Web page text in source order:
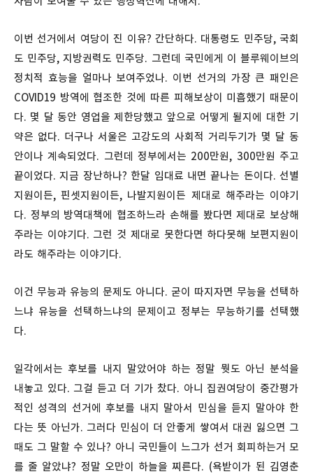
이번 선거에서 여당이 진 이유? 간단하다. 대통령도 민주당, 국회
도 민주당, 지방권력도 민주당. 그런데 국민에게 이 블루웨이브의
정치적 효능을 얼마나 보여주었나. 이번 선거의 가장 큰 패인은
COVID19 방역에 협조한 것에 따른 피해보상이 미흡했기 때문이
다. 몇 달 동안 영업을 제한당했고 앞으로 어떻게 될지에 대한 기
약은 없다. 더구나 서울은 고강도의 사회적 거리두기가 몇 달 동
안이나 계속되었다. 그런데 정부에서는 200만원, 300만원 주고
끝이었다. 지금 장난하나? 한달 임대료 내면 끝나는 돈이다. 선별
지원이든, 핀셋지원이든, 나발지원이든 제대로 해주라는 이야기
다. 정부의 방역대책에 협조하느라 손해를 봤다면 제대로 보상해
주라는 이야기다. 그런 것 제대로 못한다면 하다못해 보편지원이
라도 해주라는 이야기다.
이건 무능과 유능의 문제도 아니다. 굳이 따지자면 무능을 선택하
느냐 유능을 선택하느냐의 문제이고 정부는 무능하기를 선택했
다.
일각에서는 후보를 내지 말았어야 하는 정말 뭣도 아닌 분석을
내놓고 있다. 그걸 듣고 더 기가 찼다. 아니 집권여당이 중간평가
적인 성격의 선거에 후보를 내지 말아서 민심을 듣지 말아야 한
다는 뜻 아닌가. 그러다 민심이 더 안좋게 쌓여서 대권 잃으면 그
때도 그 말할 수 있나? 아니 국민들이 느그가 선거 회피하는거 모
를 줄 알았냐? 정말 오만이 하늘을 찌른다. (욕받이가 된 김영춘